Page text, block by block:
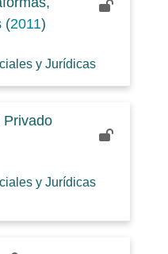
(2011)
y Jurídicas
Privado
y Jurídicas